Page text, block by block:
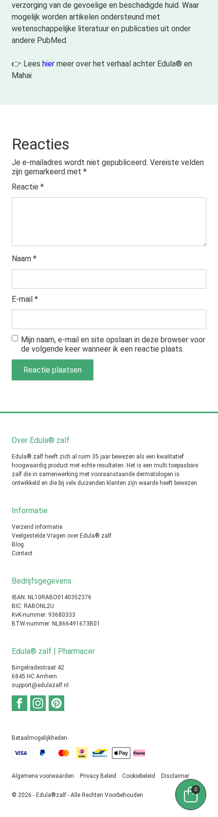
verzorging van de gevoelige en beschadigde huid. Waar
mogelijk worden artikelen ondersteund met
wetenschappelijke literatuur en publicaties uit onder
andere PubMed.
👉 Lees hier meer over het verhaal achter Edula® en
Mahai
Reacties
Je e-mailadres wordt niet gepubliceerd. Vereiste velden
zijn gemarkeerd met *
Reactie *
Naam *
E-mail *
Mijn naam, e-mail en site opslaan in deze browser voor
de volgende keer wanneer ik een reactie plaats.
Over Edula® zalf
Edula® zalf heeft zich al ruim 35 jaar bewezen als een kwalitatief
hoogwaardig product met echte resultaten. Het is een multi toepasbare
zalf die in samenwerking met vooraanstaande dermatologen is
ontwikkeld en die bij vele duizenden klanten zijn waarde heeft bewezen.
Informatie
Verzend informatie
Veelgestelde Vragen over Edula® zalf
Blog
Contact
Bedrijfsgegevens
IBAN: NL10RABO0140352376
BIC: RABONL2U
KvK-nummer: 93680333
BTW-nummer: NL866491673B01
Edula® zalf | Pharmacer
Bingelradestraat 42
6845 HC Arnhem
support@edulazalf.nl
Betaalmogelijkheden
© 2026 - Edula®zalf - Alle Rechten Voorbehouden
Algemene voorwaarden Privacy Beleid Cookiebeleid Disclaimer
0